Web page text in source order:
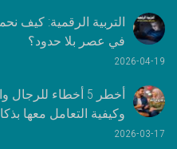
التربية الرقمية: كيف
في عصر بلا حدود؟
2026-04-19
أخطر 5 أخطاء
وكيفية التعامل معها
2026-03-17